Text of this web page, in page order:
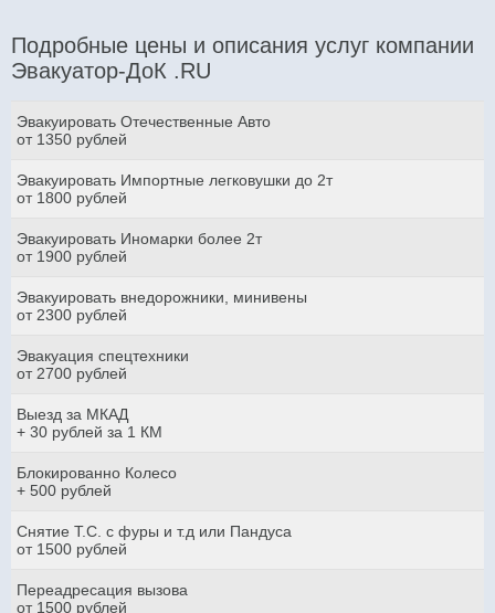
Подробные цены и описания услуг компании
Эвакуатор-ДоК .RU
Эвакуировать Отечественные Авто
от 1350 рублей
Эвакуировать Импортные легковушки до 2т
от 1800 рублей
Эвакуировать Иномарки более 2т
от 1900 рублей
Эвакуировать внедорожники, минивены
от 2300 рублей
Эвакуация спецтехники
от 2700 рублей
Выезд за МКАД
+ 30 рублей за 1 КМ
Блокированно Колесо
+ 500 рублей
Снятие Т.С. с фуры и т.д или Пандуса
от 1500 рублей
Переадресация вызова
от 1500 рублей